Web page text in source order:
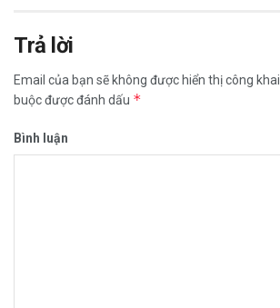
Trả lời
Email của bạn sẽ không được hiển thị công khai.
buộc được đánh dấu *
Bình luận